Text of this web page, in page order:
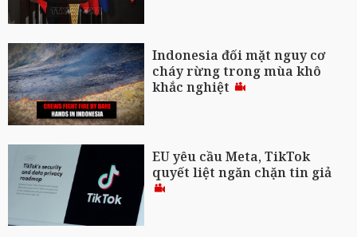
Indonesia đối mặt nguy cơ
cháy rừng trong mùa khô
khắc nghiệt
EU yêu cầu Meta, TikTok
quyết liệt ngăn chặn tin giả